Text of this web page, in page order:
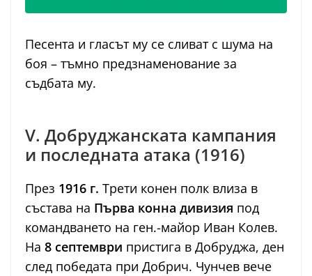
Песента и гласът му се сливат с шума на
боя – тъмно предзнаменование за
съдбата му.
V. Добруджанската кампания
и последната атака (1916)
През 1916 г. Трети конен полк влиза в
състава на Първа конна дивизия под
командването на ген.-майор Иван Колев.
На 8 септември пристига в Добруджа, ден
след победата при Добрич. Чунчев вече